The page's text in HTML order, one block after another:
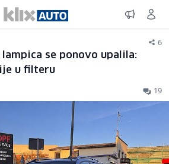
6
lampica se ponovo upalila:
u filteru
19